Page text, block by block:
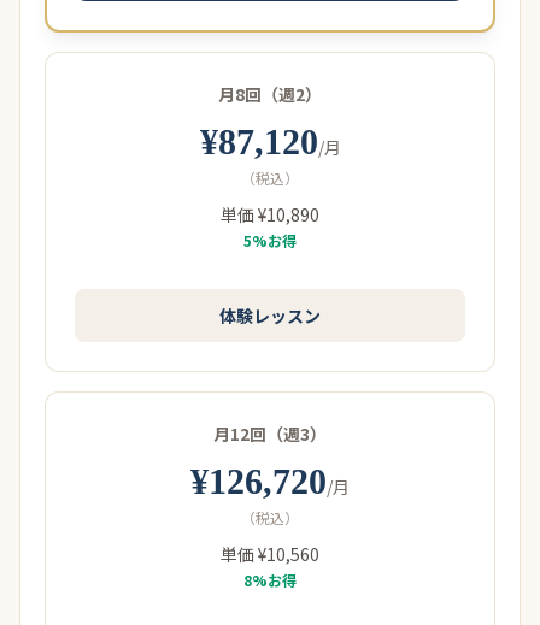
月8回（週2）
¥87,120/月
（税込）
単価 ¥10,890
5%お得
体験レッスン
月12回（週3）
¥126,720/月
（税込）
単価 ¥10,560
8%お得